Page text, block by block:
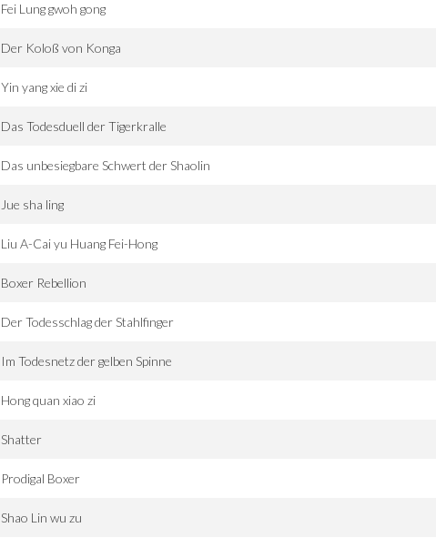
Fei Lung gwoh gong
Der Koloß von Konga
Yin yang xie di zi
Das Todesduell der Tigerkralle
Das unbesiegbare Schwert der Shaolin
Jue sha ling
Liu A-Cai yu Huang Fei-Hong
Boxer Rebellion
Der Todesschlag der Stahlfinger
Im Todesnetz der gelben Spinne
Hong quan xiao zi
Shatter
Prodigal Boxer
Shao Lin wu zu